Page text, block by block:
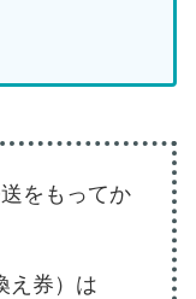
をもってか
え券）は